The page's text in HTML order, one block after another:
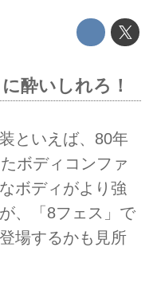
酔いしれろ！
といえば、80年
ボディコンファ
ボディがより強
、「8フェス」で
場するかも見所